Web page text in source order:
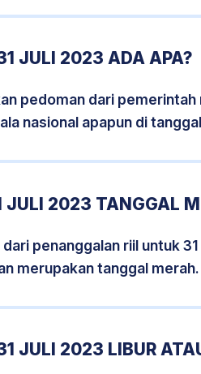
JULI 2023 ADA APA?
pedoman dari
nasional apapun di
JULI 2023 TANGGAL
penanggalan riil untuk
merupakan tanggal merah.
JULI 2023 LIBUR